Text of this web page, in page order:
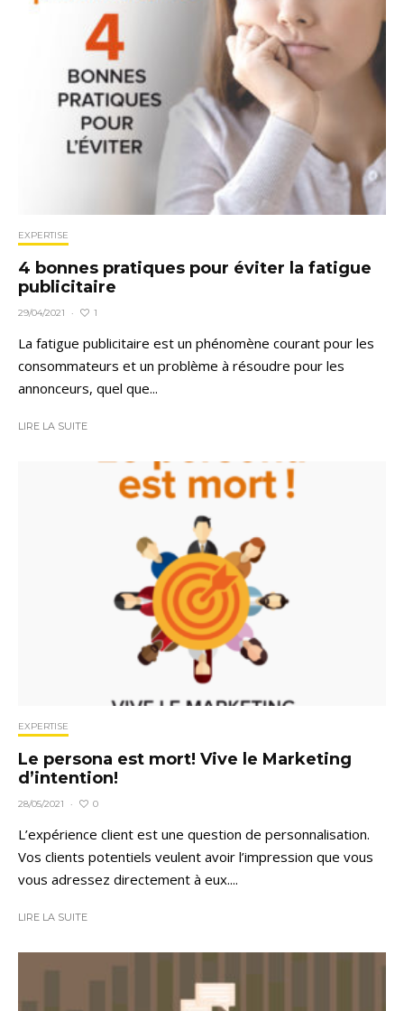
EXPERTISE
4 bonnes pratiques pour éviter la fatigue
publicitaire
29/04/2021 · 1
La fatigue publicitaire est un phénomène courant pour les
consommateurs et un problème à résoudre pour les
annonceurs, quel que...
LIRE LA SUITE
EXPERTISE
Le persona est mort! Vive le Marketing
d’intention!
28/05/2021 · 0
L’expérience client est une question de personnalisation.
Vos clients potentiels veulent avoir l’impression que vous
vous adressez directement à eux....
LIRE LA SUITE